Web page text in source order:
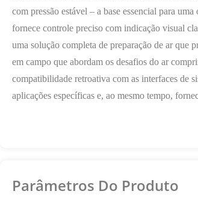
com pressão estável – a base essencial para
fornece controle preciso com indicação visual
uma solução completa de preparação de ar
em campo que abordam os desafios do ar
compatibilidade retroativa com as interfaces de
aplicações específicas e, ao mesmo tempo,
Parâmetros Do Produto